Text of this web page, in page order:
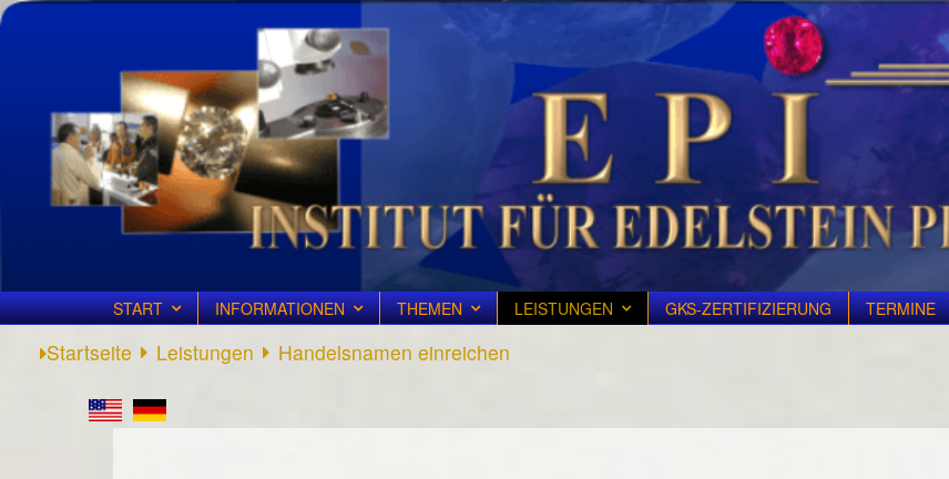
START INFORMATIONEN THEMEN LEISTUNGEN GKS-ZERTIFIZIERUNG TERMINE
Startseite Leistungen Handelsnamen einreichen